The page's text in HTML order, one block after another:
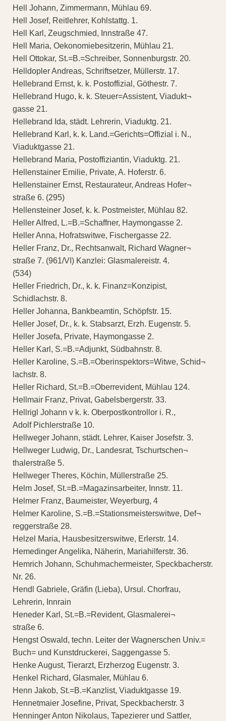
Hell Johann, Zimmermann, Mühlau 69.
Hell Josef, Reitlehrer, Kohlstattg. 1.
Hell Karl, Zeugschmied, Innstraße 47.
Hell Maria, Oekonomiebesitzerin, Mühlau 21.
Hell Ottokar, St.=B.=Schreiber, Sonnenburgstr. 20.
Helldopler Andreas, Schriftsetzer, Müllerstr. 17.
Hellebrand Ernst, k. k. Postoffizial, Göthestr. 7.
Hellebrand Hugo, k. k. Steuer=Assistent, Viadukt¬
gasse 21.
Hellebrand Ida, städt. Lehrerin, Viaduktg. 21.
Hellebrand Karl, k. k. Land.=Gerichts=Offizial i. N.,
Viaduktgasse 21.
Hellebrand Maria, Postoffiziantin, Viaduktg. 21.
Hellenstainer Emilie, Private, A. Hoferstr. 6.
Hellenstainer Ernst, Restaurateur, Andreas Hofer¬
straße 6. (295)
Hellensteiner Josef, k. k. Postmeister, Mühlau 82.
Heller Alfred, L.=B.=Schaffner, Haymongasse 2.
Heller Anna, Hofratswitwe, Fischergasse 22.
Heller Franz, Dr., Rechtsanwalt, Richard Wagner¬
straße 7. (961/VI) Kanzlei: Glasmalereistr. 4.
(534)
Heller Friedrich, Dr., k. k. Finanz=Konzipist,
Schidlachstr. 8.
Heller Johanna, Bankbeamtin, Schöpfstr. 15.
Heller Josef, Dr., k. k. Stabsarzt, Erzh. Eugenstr. 5.
Heller Josefa, Private, Haymongasse 2.
Heller Karl, S.=B.=Adjunkt, Südbahnstr. 8.
Heller Karoline, S.=B.=Oberinspektors=Witwe, Schid¬
lachstr. 8.
Heller Richard, St.=B.=Oberrevident, Mühlau 124.
Hellmair Franz, Privat, Gabelsbergerstr. 33.
Hellrigl Johann v k. k. Oberpostkontrollor i. R.,
Adolf Pichlerstraße 10.
Hellweger Johann, städt. Lehrer, Kaiser Josefstr. 3.
Hellweger Ludwig, Dr., Landesrat, Tschurtschen¬
thalerstraße 5.
Hellweger Theres, Köchin, Müllerstraße 25.
Helm Josef, St.=B.=Magazinsarbeiter, Innstr. 11.
Helmer Franz, Baumeister, Weyerburg, 4
Helmer Karoline, S.=B.=Stationsmeisterswitwe, Def¬
reggerstraße 28.
Helzel Maria, Hausbesitzerswitwe, Erlerstr. 14.
Hemedinger Angelika, Näherin, Mariahilferstr. 36.
Hemrich Johann, Schuhmachermeister, Speckbacherstr.
Nr. 26.
Hendl Gabriele, Gräfin (Lieba), Ursul. Chorfrau,
Lehrerin, Innrain
Heneder Karl, St.=B.=Revident, Glasmalerei¬
straße 6.
Hengst Oswald, techn. Leiter der Wagnerschen Univ.=
Buch= und Kunstdruckerei, Saggengasse 5.
Henke August, Tierarzt, Erzherzog Eugenstr. 3.
Henkel Richard, Glasmaler, Mühlau 6.
Henn Jakob, St.=B.=Kanzlist, Viaduktgasse 19.
Hennetmaier Josefine, Privat, Speckbacherstr. 3
Henninger Anton Nikolaus, Tapezierer und Sattler,